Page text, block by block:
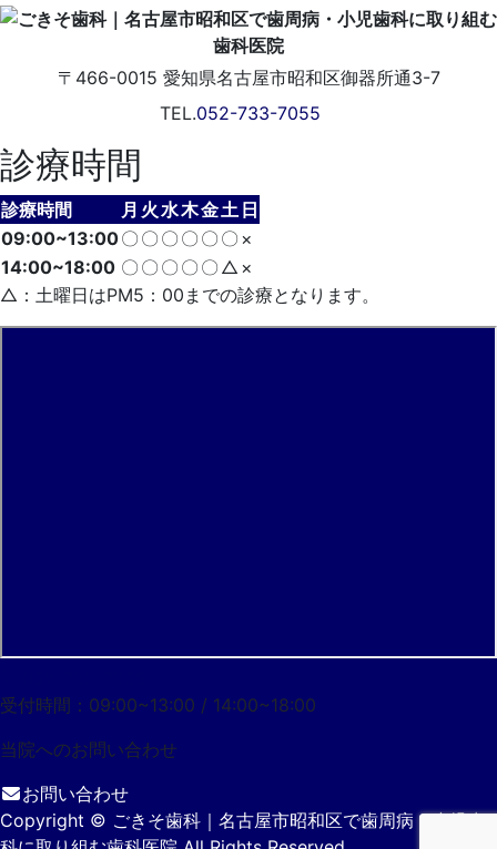
〒466-0015 愛知県名古屋市昭和区御器所通3-7
TEL.052-733-7055
診療時間
診療時間 月 火水木金土 日
09:00~13:00〇 〇 〇 〇 〇 〇 ×
14:00~18:00 〇 〇 〇 〇 〇 △ ×
△：土曜日はPM5：00までの診療となります。
受付時間：09:00~13:00 / 14:00~18:00
当院へのお問い合わせ
お問い合わせ
Copyright © ごきそ歯科｜名古屋市昭和区で歯周病・小児歯